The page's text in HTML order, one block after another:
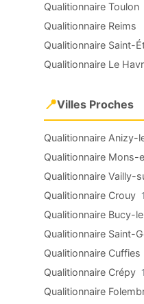
Qualitionnaire Toulon
Qualitionnaire Reims
Qualitionnaire Saint-
Qualitionnaire Le
📍Villes Proches
Qualitionnaire Anizy-
Qualitionnaire Mons-
Qualitionnaire Vailly-
Qualitionnaire Crouy
Qualitionnaire Bucy-
Qualitionnaire Saint-
Qualitionnaire Cuffies
Qualitionnaire Crépy
Qualitionnaire